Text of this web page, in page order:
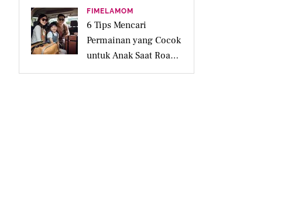
FIMELAMOM
6 Tips Mencari
Permainan yang Cocok
untuk Anak Saat Road
Trip Keluarga